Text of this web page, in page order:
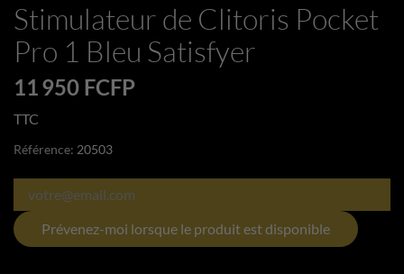
Stimulateur de Clitoris Pocket
Pro 1 Bleu Satisfyer
11 950 FCFP
TTC
Référence: 20503
Prévenez-moi lorsque le produit est disponible